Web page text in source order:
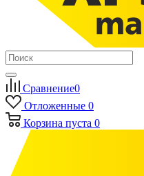
Сравнение0
Отложенные 0
Корзина пуста 0